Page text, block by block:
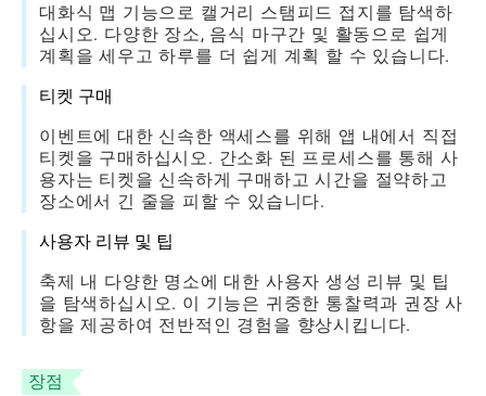
대화식 맵 기능으로 캘거리 스탬피드 접지를 탐색하
십시오. 다양한 장소, 음식 마구간 및 활동으로 쉽게
계획을 세우고 하루를 더 쉽게 계획 할 수 있습니다.
티켓 구매
이벤트에 대한 신속한 액세스를 위해 앱 내에서 직접
티켓을 구매하십시오. 간소화 된 프로세스를 통해 사
용자는 티켓을 신속하게 구매하고 시간을 절약하고
장소에서 긴 줄을 피할 수 있습니다.
사용자 리뷰 및 팁
축제 내 다양한 ​​명소에 대한 사용자 생성 리뷰 및 팁
을 탐색하십시오. 이 기능은 귀중한 통찰력과 권장 사
항을 제공하여 전반적인 경험을 향상시킵니다.
장점